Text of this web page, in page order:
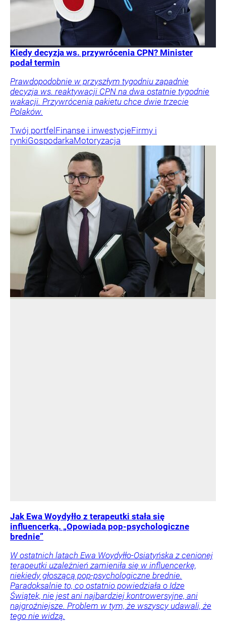
Kiedy decyzja ws. przywrócenia CPN? Minister
podał termin
Prawdopodobnie w przyszłym tygodniu zapadnie
decyzja ws. reaktywacji CPN na dwa ostatnie tygodnie
wakacji. Przywrócenia pakietu chce dwie trzecie
Polaków.
Twój portfelFinanse i inwestycjeFirmy i
rynkiGospodarkaMotoryzacja
Jak Ewa Woydyłło z terapeutki stała się
influencerką. „Opowiada pop-psychologiczne
brednie”
W ostatnich latach Ewa Woydyłło-Osiatyńska z cenionej
terapeutki uzależnień zamieniła się w influencerkę,
niekiedy głoszącą pop-psychologiczne brednie.
Paradoksalnie to, co ostatnio powiedziała o Idze
Świątek, nie jest ani najbardziej kontrowersyjne, ani
najgroźniejsze. Problem w tym, że wszyscy udawali, że
tego nie widzą.